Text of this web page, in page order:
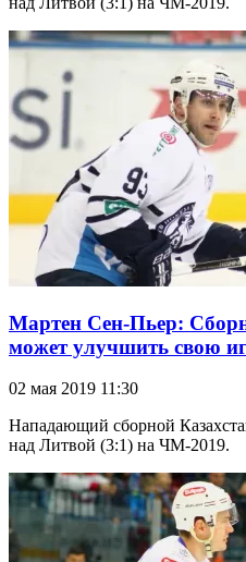
Мартен Сен-Пьер:
может улучшить свою
02 мая 2019 11:30
Нападающий сборной
над Литвой (3:1) на ЧМ-2019.